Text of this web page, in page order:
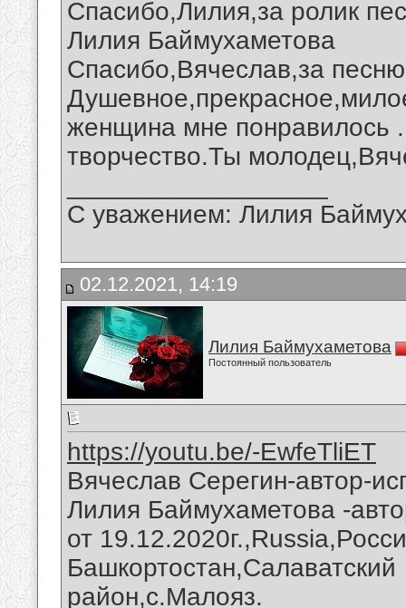
Спасибо,Лилия,за ролик
Лилия Баймухаметова
Спасибо,Вячеслав,за
женщина мне понравилось
творчество.Ты
С уважением: Лилия
02.12.2021, 14:19
Лилия Баймухаметова
Постоянный пользователь
https://youtu.be/-EwfeTliET
Вячеслав Серегин-автор-
Лилия Баймухаметова -
от
Башкортостан,Салаватский
район,с.Малояз.